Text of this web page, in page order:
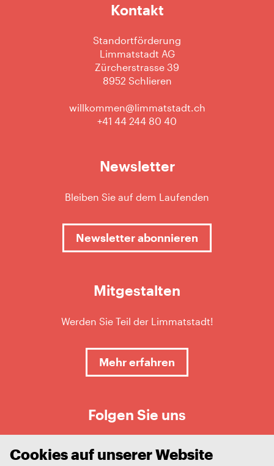
Kontakt
Standortförderung
Limmatstadt AG
Zürcherstrasse 39
8952 Schlieren
willkommen@limmatstadt.ch
+41 44 244 80 40
Newsletter
Bleiben Sie auf dem Laufenden
Newsletter abonnieren
Mitgestalten
Werden Sie Teil der Limmatstadt!
Mehr erfahren
Folgen Sie uns
Cookies auf unserer Website